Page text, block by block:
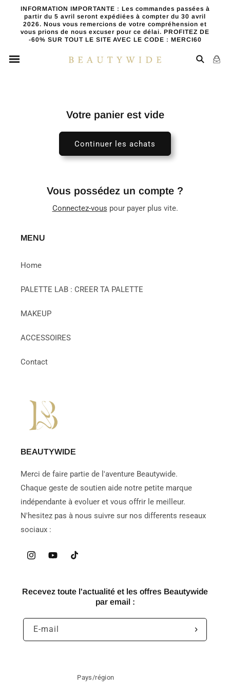
passer
au
contenu
INFORMATION IMPORTANTE : Les commandes passées à
partir du 5 avril seront expédiées à compter du 30 avril
2026. Nous vous remercions de votre compréhension et
vous prions de nous excuser pour ce délai. PROFITEZ DE
-60% SUR TOUT LE SITE AVEC LE CODE : MERCI60
Panier
Votre panier est vide
Continuer les achats
Vous possédez un compte ?
Connectez-vous pour payer plus vite.
MENU
Home
PALETTE LAB : CREER TA PALETTE
MAKEUP
ACCESSOIRES
Contact
BEAUTYWIDE
Merci de faire partie de l'aventure Beautywide.
Chaque geste de soutien aide notre petite marque
indépendante à evoluer et vous offrir le meilleur.
N'hesitez pas à nous suivre sur nos differents reseaux
sociaux :
InstagramYouTubeTikTok
Recevez toute l'actualité et les offres Beautywide
par email :
E-mail
Pays/région